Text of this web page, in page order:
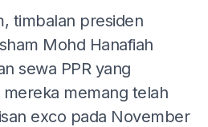
timbalan presiden
Mohd Hanafiah
sewa PPR yang
memang telah
exco pada November